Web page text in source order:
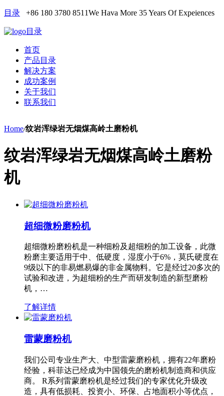
目录 +86 180 3780 8511We Hava More 35 Years Of Expeiences
目录
首页
产品目录
解决方案
成功案例
关于我们
联系我们
Home/纹岩浑绿岩无烟煤高岭土磨粉机
纹岩浑绿岩无烟煤高岭土磨粉
机
超细微粉磨粉机
超细微粉磨粉机是一种细粉及超细粉的加工设备，此微
粉磨主要适用于中、低硬度，湿度小于6%，莫氏硬度在
9级以下的非易燃易爆的非金属物料。它是经过20多次的
试验和改进，为超细粉的生产而研发制造的新型磨粉
机，…
了解详情
雷蒙磨粉机
我们公司专业生产大、中型雷蒙磨粉机，拥有22年磨粉
经验，科菲达已经成为中国领先的磨粉机制造商和供应
商。 R系列雷蒙磨粉机是经过我们的专家优化升级改
造，具有低损耗、投资小、环保、占地面积小等优点，